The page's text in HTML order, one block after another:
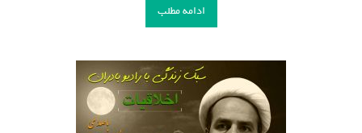
ادامه مطلب